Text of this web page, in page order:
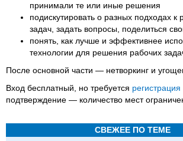
принимали те или иные решения
подискутировать о разных подходах
задач, задать вопросы, поделиться
понять, как лучше и эффективнее
технологии для решения рабочих
После основной части — нетворкинг и
Вход бесплатный, но требуется регистрация
подтверждение — количество мест
СВЕЖЕЕ ПО ТЕМЕ